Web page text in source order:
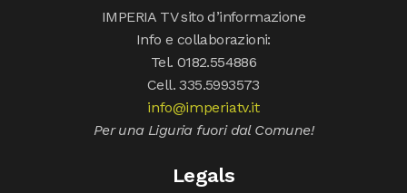
IMPERIA TV sito d’informazione
Info e collaborazioni:
Tel. 0182.554886
Cell. 335.5993573
info@imperiatv.it
Per una Liguria fuori dal Comune!
Legals